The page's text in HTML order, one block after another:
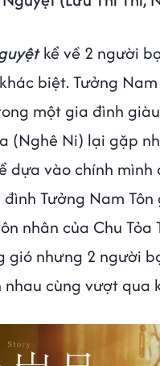
kể về 2 người
biệt. Tưởng Nam
một gia đình
(Nghê Ni) lại gặp
dựa vào chính mình
đình Tưởng Nam Tôn
nhân của Chu Tỏa
gió nhưng 2 người
cùng vượt qua